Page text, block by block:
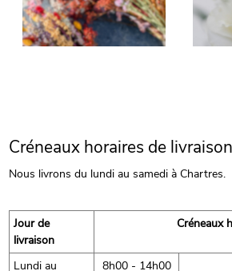
Créneaux horaires de
Nous livrons du lundi au samedi à Chartres.
Jour de
livraison
Créneaux
Lundi au
8h00 - 14h00